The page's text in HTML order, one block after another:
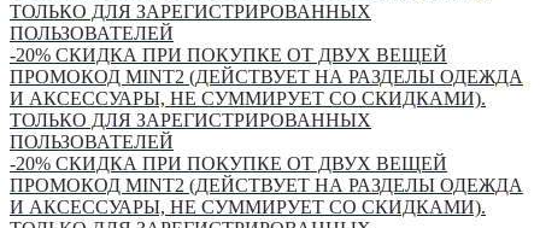
ТОЛЬКО ДЛЯ ЗАРЕГИСТРИРОВАННЫХ
ПОЛЬЗОВАТЕЛЕЙ
-20% СКИДКА ПРИ ПОКУПКЕ ОТ ДВУХ ВЕЩЕЙ
ПРОМОКОД MINT2 (ДЕЙСТВУЕТ НА РАЗДЕЛЫ ОДЕЖДА
И АКСЕССУАРЫ, НЕ СУММИРУЕТ СО СКИДКАМИ).
ТОЛЬКО ДЛЯ ЗАРЕГИСТРИРОВАННЫХ
ПОЛЬЗОВАТЕЛЕЙ
-20% СКИДКА ПРИ ПОКУПКЕ ОТ ДВУХ ВЕЩЕЙ
ПРОМОКОД MINT2 (ДЕЙСТВУЕТ НА РАЗДЕЛЫ ОДЕЖДА
И АКСЕССУАРЫ, НЕ СУММИРУЕТ СО СКИДКАМИ).